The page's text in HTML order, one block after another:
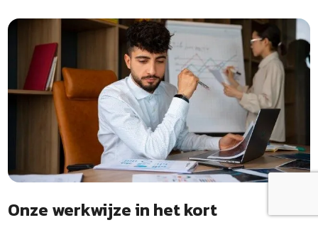
Onze werkwijze in het kort